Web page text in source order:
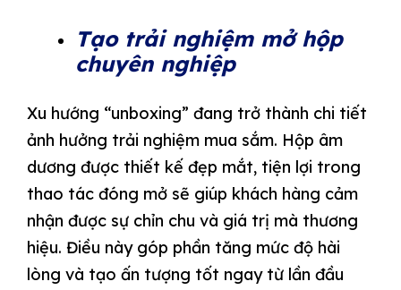
Tạo trải nghiệm mở hộp
chuyên nghiệp
Xu hướng “unboxing” đang trở thành chi tiết
ảnh hưởng trải nghiệm mua sắm. Hộp âm
dương được thiết kế đẹp mắt, tiện lợi trong
thao tác đóng mở sẽ giúp khách hàng cảm
nhận được sự chỉn chu và giá trị mà thương
hiệu. Điều này góp phần tăng mức độ hài
lòng và tạo ấn tượng tốt ngay từ lần đầu